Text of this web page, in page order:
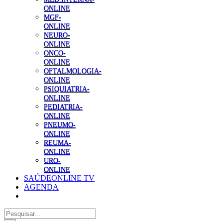
ONLINE
MGF-
ONLINE
NEURO-
ONLINE
ONCO-
ONLINE
OFTALMOLOGIA-
ONLINE
PSIQUIATRIA-
ONLINE
PEDIATRIA-
ONLINE
PNEUMO-
ONLINE
REUMA-
ONLINE
URO-
ONLINE
SAÚDEONLINE TV
AGENDA
Pesquisar